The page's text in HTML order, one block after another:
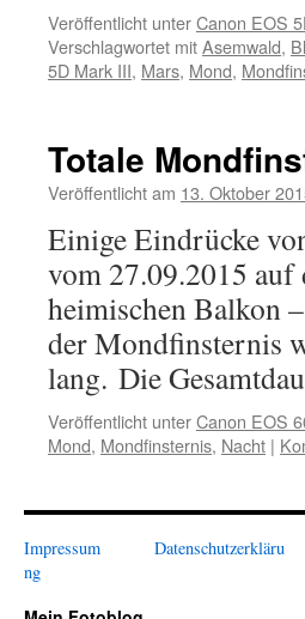
Veröffentlicht unterCanon EOS
Verschlagwortet mitAsemwald,
5D Mark III, Mars, Mond,
Totale
Veröffentlicht am 13. Oktober
Einige Eindrücke
vom 27.09.2015
heimischen Balkon
der Mondfinsternis
lang. Die
Veröffentlicht unterCanon EOS
Mond, Mondfinsternis, Nacht |
Impressum
Datenschutzerkläru
ng